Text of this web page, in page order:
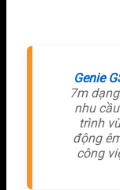
Genie
7m
nhu
trình
động
công